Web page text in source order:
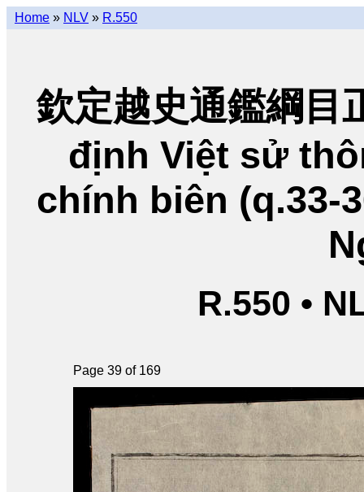
Home » NLV » R.550
欽定越史通鑑綱目
định Việt sử
chính biên (q.33-
R.550 •
Page 39 of 169